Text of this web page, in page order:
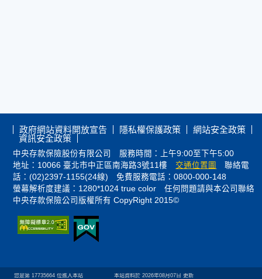
政府網站資料開放宣告 隱私權保護政策
網站安全政策
資訊安全政策
中央存款保險股份有限公司 服務時間：上午9:00至下午5:00
地址：10066 臺北市中正區南海路3號11樓
交通位置圖
聯絡電
話：(02)2397-1155(24線) 免費服務電話：0800-000-148
螢幕解析度建議：1280*1024 true color 任何問題請與本公司聯絡
中央存款保險公司版權所有 CopyRight 2015©
您是第 17735664 位進入本站 本站資料於 2026年08月07日 更新